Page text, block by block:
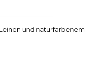
und naturfarbenem